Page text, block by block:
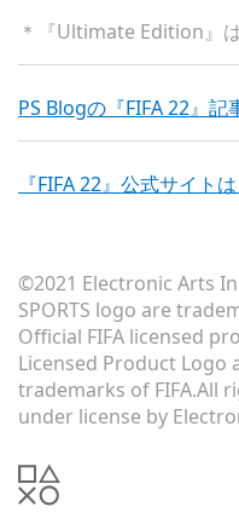
＊『Ultimate Edition』
PS Blogの『FIFA 22』記
『FIFA 22』公式サイト
©2021 Electronic Arts
SPORTS logo are
Official FIFA licensed
Licensed Product
trademarks of FIFA.All
under license by